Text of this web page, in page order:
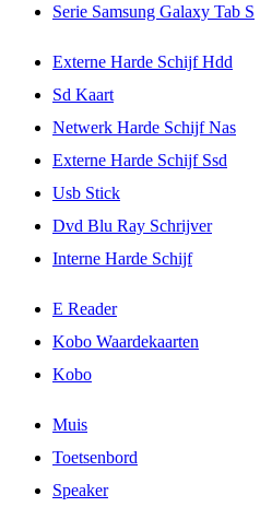
Serie Samsung Galaxy Tab S
Externe Harde Schijf Hdd
Sd Kaart
Netwerk Harde Schijf Nas
Externe Harde Schijf Ssd
Usb Stick
Dvd Blu Ray Schrijver
Interne Harde Schijf
E Reader
Kobo Waardekaarten
Kobo
Muis
Toetsenbord
Speaker